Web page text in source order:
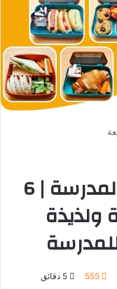
وجبات لانش بوكس المدرسة | 6
ولذيذة
555 5 دقائق